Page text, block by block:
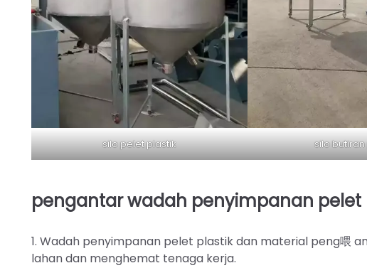
silo pelet plastik silo
pengantar wadah penyimpanan pelet
1. Wadah penyimpanan pelet plastik dan material peng喂
lahan dan menghemat tenaga kerja.